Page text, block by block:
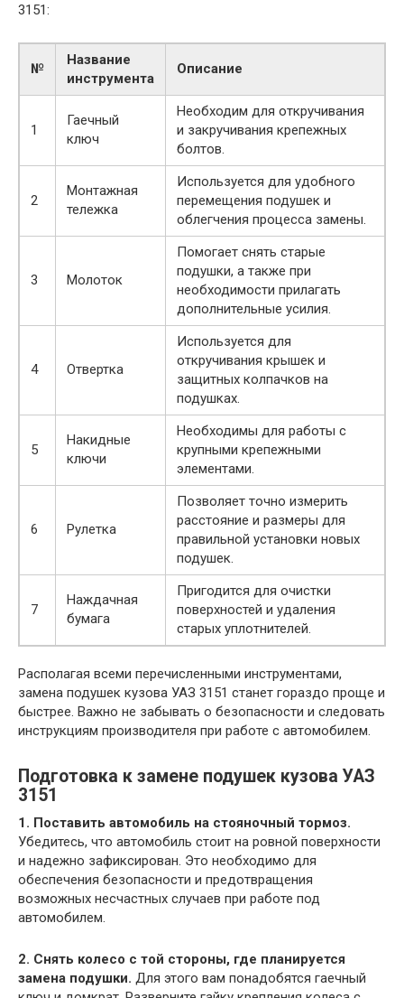
3151:
№
Название
инструмента
Описание
1
Гаечный
ключ
Необходим для откручивания
и закручивания крепежных
болтов.
2
Монтажная
тележка
Используется для удобного
перемещения подушек и
облегчения процесса замены.
3 Молоток
Помогает снять старые
подушки, а также при
необходимости прилагать
дополнительные усилия.
4 Отвертка
Используется для
откручивания крышек и
защитных колпачков на
подушках.
5
Накидные
ключи
Необходимы для работы с
крупными крепежными
элементами.
6 Рулетка
Позволяет точно измерить
расстояние и размеры для
правильной установки новых
подушек.
7
Наждачная
бумага
Пригодится для очистки
поверхностей и удаления
старых уплотнителей.
Располагая всеми перечисленными инструментами,
замена подушек кузова УАЗ 3151 станет гораздо проще и
быстрее. Важно не забывать о безопасности и следовать
инструкциям производителя при работе с автомобилем.
Подготовка к замене подушек кузова УАЗ
3151
1. Поставить автомобиль на стояночный тормоз.
Убедитесь, что автомобиль стоит на ровной поверхности
и надежно зафиксирован. Это необходимо для
обеспечения безопасности и предотвращения
возможных несчастных случаев при работе под
автомобилем.
2. Снять колесо с той стороны, где планируется
замена подушки. Для этого вам понадобятся гаечный